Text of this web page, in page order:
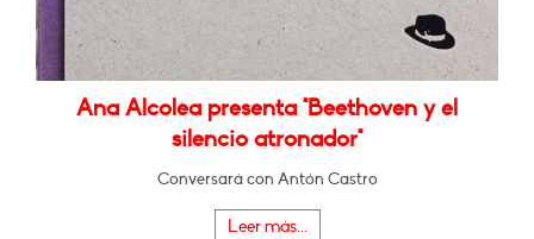
Ana Alcolea presenta "Beethoven y el
silencio atronador"
Conversará con Antón Castro
Leer más...